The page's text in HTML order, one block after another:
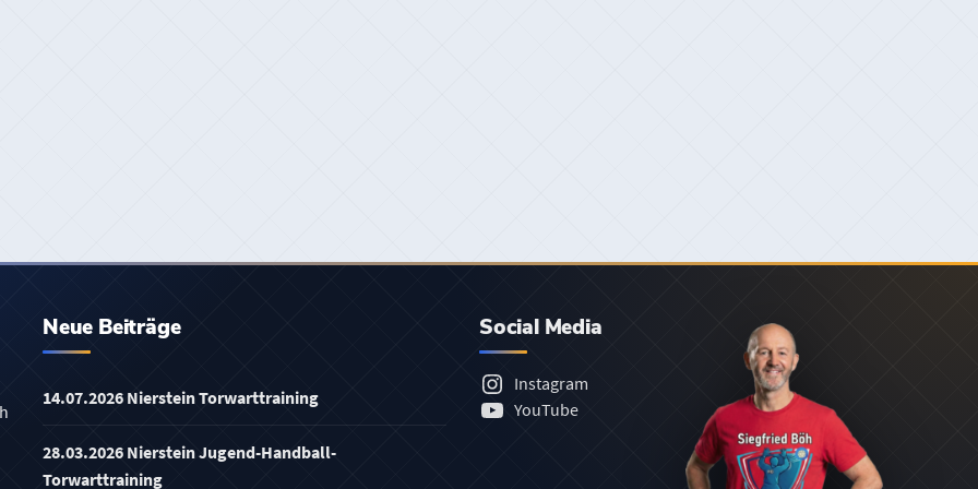
Neue Beiträge
14.07.2026 Nierstein Torwarttraining
28.03.2026 Nierstein Jugend-Handball-
Torwarttraining
Social Media
Instagram
YouTube